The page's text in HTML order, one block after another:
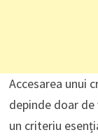
Accesarea unui
depinde doar
un criteriu